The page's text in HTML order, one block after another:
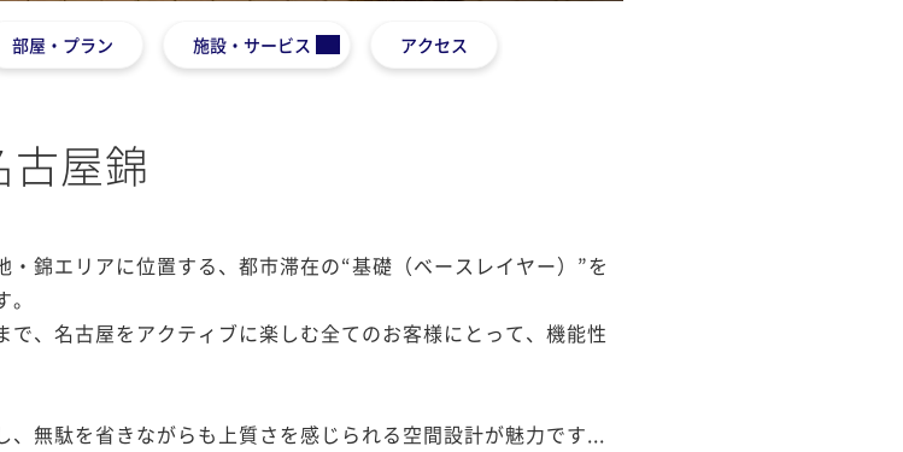
部屋・プラン 施設・サービス アクセス
古屋錦
錦エリアに位置する、都市滞在の“基礎（ベースレイヤー）”を
、名古屋をアクティブに楽しむ全てのお客様にとって、機能性
無駄を省きながらも上質さを感じられる空間設計が魅力です...